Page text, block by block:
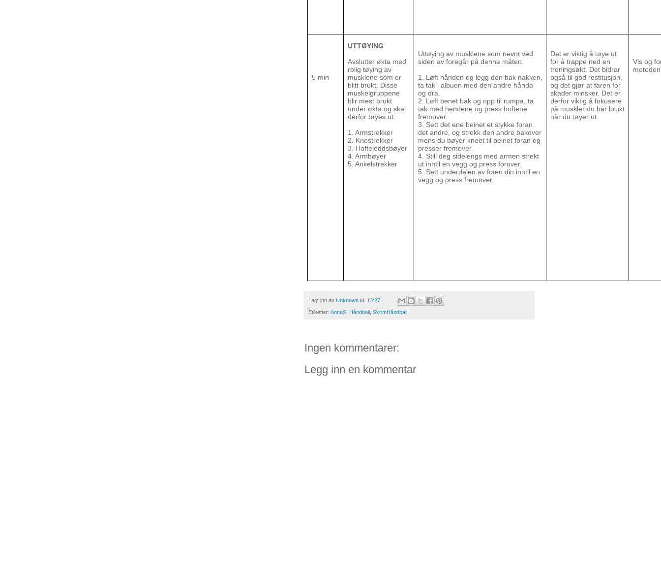
5 min
UTTØYING
Avslutter økta med
rolig tøying av
musklene som er
blitt brukt. Disse
muskelgruppene
blir mest brukt
under økta og skal
derfor tøyes ut:
1. Armstrekker
2. Knestrekker
3. Hofteleddsbøyer
4. Armbøyer
5. Ankelstrekker
Uttøying av musklene som nevnt ved
siden av foregår på denne måten:
1. Løft hånden og legg den bak nakken,
ta tak i albuen med den andre hånda
og dra.
2. Løft benet bak og opp til rumpa, ta
tak med hendene og press hoftene
fremover.
3. Sett det ene beinet et stykke foran
det andre, og strekk den andre bakover
mens du bøyer kneet til beinet foran og
presser fremover.
4. Still deg sidelengs med armen strekt
ut inntil en vegg og press forover.
5. Sett underdelen av foten din inntil en
vegg og press fremover.
Det er viktig å tøye ut
for å trappe ned en
treningsøkt. Det bidrar
også til god restitusjon,
og det gjør at faren for
skader minsker. Det er
derfor viktig å fokusere
på muskler du har brukt
når du tøyer ut.
Vis og
metoden
Lagt inn av Unknown kl. 13:27
Etiketter: AnnaS Håndball SkrimHåndball
Ingen kommentarer:
Legg inn en kommentar